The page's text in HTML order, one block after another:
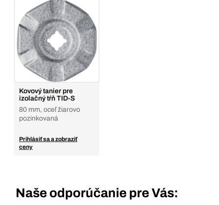
Kovový tanier pre
izolačný tŕň TID-S
80 mm, oceľ žiarovo
pozinkovaná
Prihlásiť sa a zobraziť
ceny
Naše odporúčanie pre Vás: